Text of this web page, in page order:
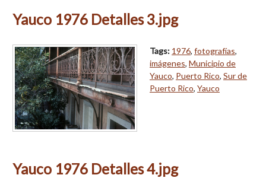
Yauco 1976 Detalles 3.jpg
Tags: 1976, fotografías,
imágenes, Municipio de
Yauco, Puerto Rico, Sur de
Puerto Rico, Yauco
Yauco 1976 Detalles 4.jpg